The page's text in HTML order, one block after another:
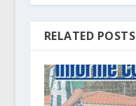
RELATED POSTS